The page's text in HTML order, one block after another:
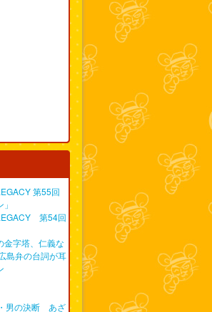
第55回
第54回
金字塔、仁義な
島弁の台詞が耳
男の決断 あざ